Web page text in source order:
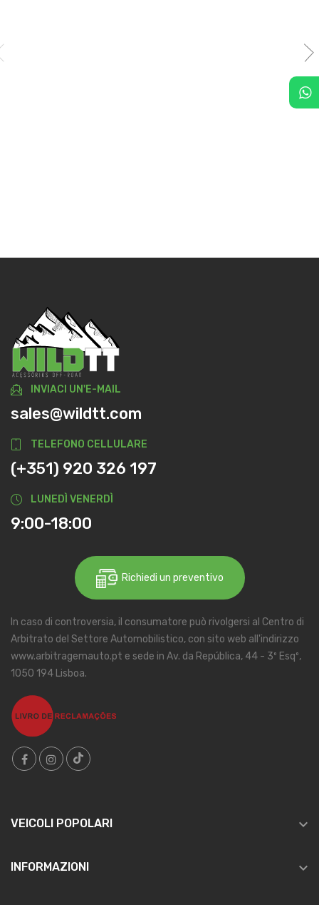
INVIACI UN'E-MAIL
sales@wildtt.com
TELEFONO CELLULARE
(+351) 920 326 197
LUNEDÌ VENERDÌ
9:00-18:00
Richiedi un preventivo
In caso di controversia, il consumatore può rivolgersi al Centro di
Arbitrato del Settore Automobilistico, con sito web all'indirizzo
www.arbitragemauto.pt e sede in Av. da República, 44 - 3º Esqº,
1050 194 Lisboa.
VEICOLI POPOLARI 
INFORMAZIONI 